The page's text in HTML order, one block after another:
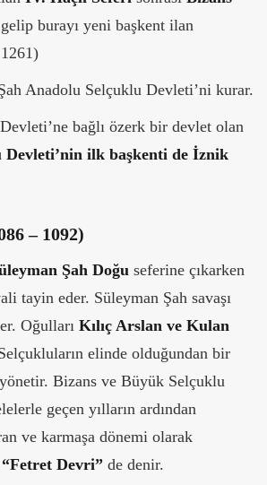
burayı yeni başkent ilan
Anadolu Selçuklu Devleti’ni kurar.
bağlı özerk bir devlet olan
Devleti’nin ilk başkenti de İznik
– 1092)
Şah Doğu seferine çıkarken
tayin eder. Süleyman Şah savaşı
Oğulları Kılıç Arslan ve Kulan
elinde olduğundan bir
Bizans ve Büyük Selçuklu
geçen yılların ardından
ve karmaşa dönemi olarak
“Fetret Devri” de denir.